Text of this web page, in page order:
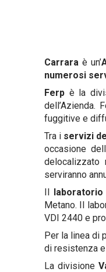
Carrara è un’
numerosi
Ferp è la
dell’Azienda.
fuggitive e
Tra i servizi
occasione
serviranno
Il laboratorio
Metano. Il
VDI 2440 e
Per la linea di
di resistenza
La divisione